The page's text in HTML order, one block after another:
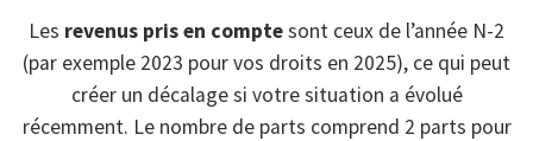
Les revenus pris en comptesont ceux de l’année N-2
(par exemple 2023 pour vos droits en 2025), ce qui peut
créer un décalage si votre situation a évolué
récemment. Le nombre de parts comprend 2 parts pour